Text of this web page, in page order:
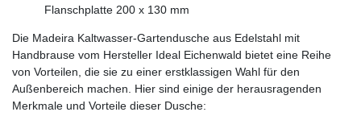
Flanschplatte 200 x 130 mm
Die Madeira Kaltwasser-Gartendusche aus Edelstahl mit
Handbrause vom Hersteller Ideal Eichenwald bietet eine Reihe
von Vorteilen, die sie zu einer erstklassigen Wahl für den
Außenbereich machen. Hier sind einige der herausragenden
Merkmale und Vorteile dieser Dusche: